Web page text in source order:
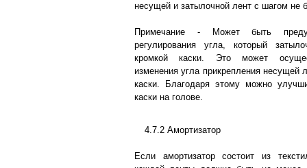
несущей и затылочной лент с шагом не
Примечание - Может быть
регулирования угла, который
кромкой каски. Это может
изменения угла прикрепления несущей
каски. Благодаря этому можно
каски на голове.
4.7.2 Амортизатор
Если амортизатор состоит из